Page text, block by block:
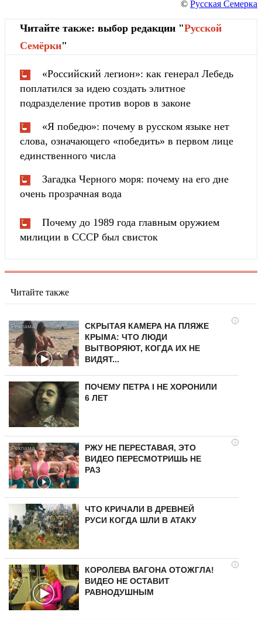
© Русская Семерка
Читайте также: выбор редакции "Русской
Cемёрки"
«Российский легион»: как генерал Лебедь
поплатился за идею создать элитное
подразделение против воров в законе
«Я победю»: почему в русском языке нет
слова, означающего «победить» в первом лице
единственного числа
Загадка Черного моря: почему на его дне
очень прозрачная вода
Почему до 1989 года главным оружием
милиции в СССР был свисток
Читайте также
i
СКРЫТАЯ КАМЕРА НА ПЛЯЖЕ
КРЫМА: ЧТО ЛЮДИ
ВЫТВОРЯЮТ, КОГДА ИХ НЕ
ВИДЯТ...
ПОЧЕМУ ПЕТРА I НЕ ХОРОНИЛИ
6 ЛЕТ
i
РЖУ НЕ ПЕРЕСТАВАЯ, ЭТО
ВИДЕО ПЕРЕСМОТРИШЬ НЕ
РАЗ
ЧТО КРИЧАЛИ В ДРЕВНЕЙ
РУСИ КОГДА ШЛИ В АТАКУ
i
КОРОЛЕВА ВАГОНА ОТОЖГЛА!
ВИДЕО НЕ ОСТАВИТ
РАВНОДУШНЫМ